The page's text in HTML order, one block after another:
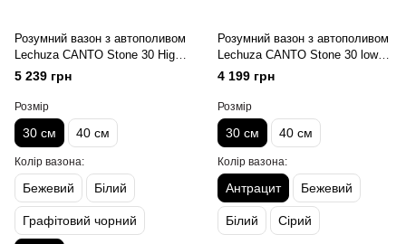
Розумний вазон з автополивом
Lechuza CANTO Stone 30 High
сірий камінь
5 239 грн
Розмір
30 см 40 см
Колір вазона:
Бежевий Білий
Графітовий чорний
Розумний вазон з автополивом
Lechuza CANTO Stone 30 low
графітовий чорний
4 199 грн
Розмір
30 см 40 см
Колір вазона:
Антрацит Бежевий
Білий Сірий